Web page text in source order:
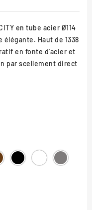
en tube acier Ø114
Haut de 1338
en fonte d'acier et
par scellement direct
RAL
8017
RAL
9005
RAL
9010
Gris
Procity